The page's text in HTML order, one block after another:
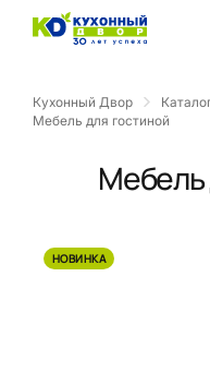
Кухонный Двор
Мебель для гостиной
Мебель
НОВИНКА